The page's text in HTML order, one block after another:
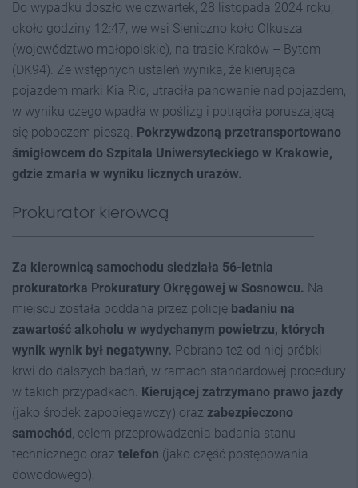
Do wypadku doszło we czwartek, 28 listopada 2024 roku,
około godziny 12:47, we wsi Sieniczno koło Olkusza
(województwo małopolskie), na trasie Kraków – Bytom
(DK94). Ze wstępnych ustaleń wynika, że kierująca
pojazdem marki Kia Rio, utraciła panowanie nad pojazdem,
w wyniku czego wpadła w poślizg i potrąciła poruszającą
się poboczem pieszą. Pokrzywdzoną przetransportowano
śmigłowcem do Szpitala Uniwersyteckiego w Krakowie,
gdzie zmarła w wyniku licznych urazów.
Prokurator kierowcą
Za kierownicą samochodu siedziała 56-letnia
prokuratorka Prokuratury Okręgowej w Sosnowcu. Na
miejscu została poddana przez policję badaniu na
zawartość alkoholu w wydychanym powietrzu, których
wynik wynik był negatywny. Pobrano też od niej próbki
krwi do dalszych badań, w ramach standardowej procedury
w takich przypadkach. Kierującej zatrzymano prawo jazdy
(jako środek zapobiegawczy) oraz zabezpieczono
samochód , celem przeprowadzenia badania stanu
technicznego oraz telefon (jako część postępowania
dowodowego).